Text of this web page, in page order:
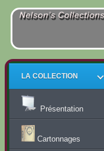
LA COLLECTION
Présentation
Cartonnages